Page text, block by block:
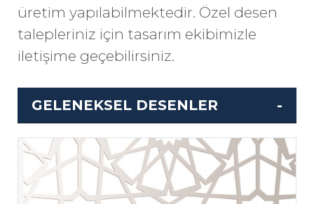
üretim yapılabilmektedir. Özel desen
talepleriniz için tasarım ekibimizle
iletişime geçebilirsiniz.
GELENEKSEL DESENLER